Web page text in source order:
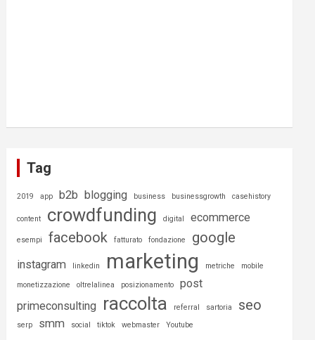
Tag
2019 app b2b blogging business businessgrowth casehistory
content crowdfunding digital ecommerce
esempi facebook fatturato fondazione google
instagram linkedin marketing metriche mobile
monetizzazione oltrelalinea posizionamento
post
primeconsulting raccolta referral sartoria seo
serp smm social tiktok webmaster Youtube